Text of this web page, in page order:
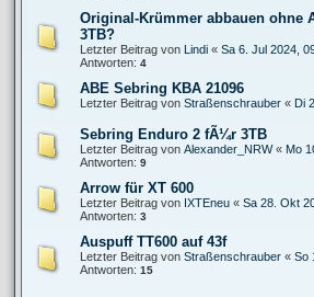
Original-Krümmer abbauen ohne
3TB?
Letzter Beitrag von Lindi « Sa 6. Jul 2024,
Antworten: 4
ABE Sebring KBA 21096
Letzter Beitrag von Straßenschrauber « Di
Sebring Enduro 2 fÃ¼r 3TB
Letzter Beitrag von Alexander_NRW« Mo
Antworten: 9
Arrow für XT 600
Letzter Beitrag von IXTEneu « Sa 28. Okt
Antworten: 3
Auspuff TT600 auf 43f
Letzter Beitrag von Straßenschrauber « So
Antworten: 15